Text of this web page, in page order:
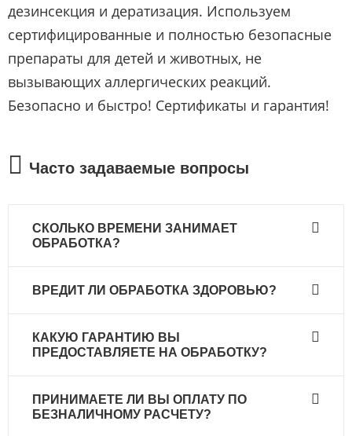
дезинсекция и дератизация. Используем
сертифицированные и полностью безопасные
препараты для детей и животных, не
вызывающих аллергических реакций.
Безопасно и быстро! Сертификаты и гарантия!
Часто задаваемые вопросы
СКОЛЬКО ВРЕМЕНИ ЗАНИМАЕТ
ОБРАБОТКА?
зависимости от площади помещения.
ВРЕДИТ ЛИ ОБРАБОТКА ЗДОРОВЬЮ?
и высококачественных препаратов никак не
мероприятий нужно проветрить помещение.
КАКУЮ ГАРАНТИЮ ВЫ
ПРЕДОСТАВЛЯЕТЕ НА ОБРАБОТКУ?
ПРИНИМАЕТЕ ЛИ ВЫ ОПЛАТУ ПО
БЕЗНАЛИЧНОМУ РАСЧЕТУ?